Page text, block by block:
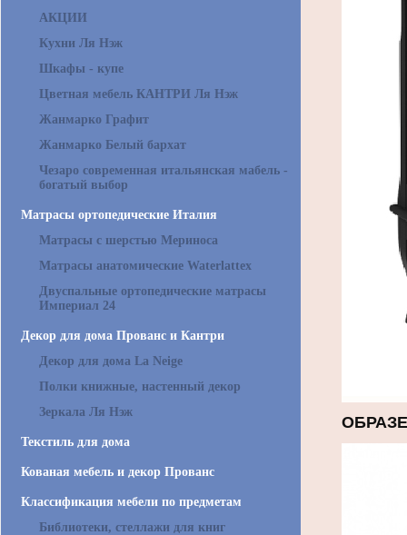
АКЦИИ
Кухни Ля Нэж
Шкафы - купе
Цветная мебель КАНТРИ Ля Нэж
Жанмарко Графит
Жанмарко Белый бархат
Чезаро современная итальянская мабель -
богатый выбор
Матрасы ортопедические Италия
Матрасы с шерстью Мериноса
Матрасы анатомические Waterlattex
Двуспальные ортопедические матрасы
Империал 24
Декор для дома Прованс и Кантри
Декор для дома La Neige
Полки книжные, настенный декор
Зеркала Ля Нэж
Текстиль для дома
Кованая мебель и декор Прованс
Классификация мебели по предметам
Библиотеки, стеллажи для книг